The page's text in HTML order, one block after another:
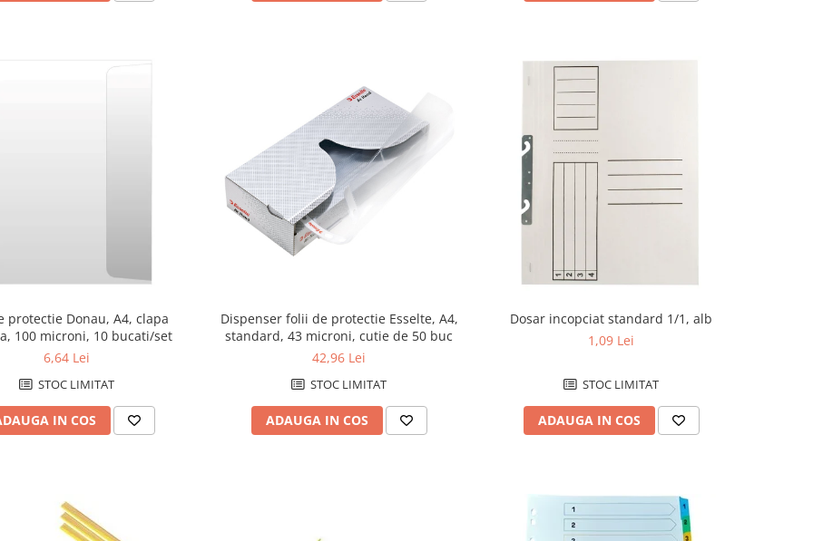
protectie Donau, A4, clapa
100 microni, 10 bucati/set
6,64 Lei
STOC LIMITAT
IN COS
Dispenser folii de protectie Esselte, A4,
standard, 43 microni, cutie de 50 buc
42,96 Lei
STOC LIMITAT
ADAUGA IN COS
Dosar incopciat standard 1/1, alb
1,09 Lei
STOC LIMITAT
ADAUGA IN COS